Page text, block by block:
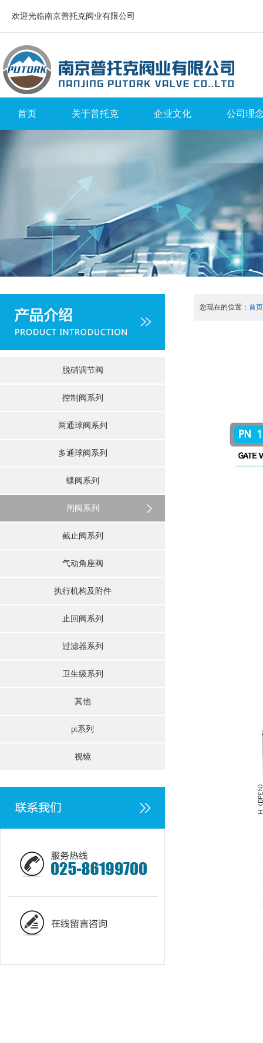
欢迎光临南京普托克阀业有限公司
首页 关于普托克 企业文化 公司理
脱硝调节阀
控制阀系列
两通球阀系列
多通球阀系列
蝶阀系列
闸阀系列
截止阀系列
气动角座阀
执行机构及附件
止回阀系列
过滤器系列
卫生级系列
其他
pt系列
视镜
您现在的位置： 首页